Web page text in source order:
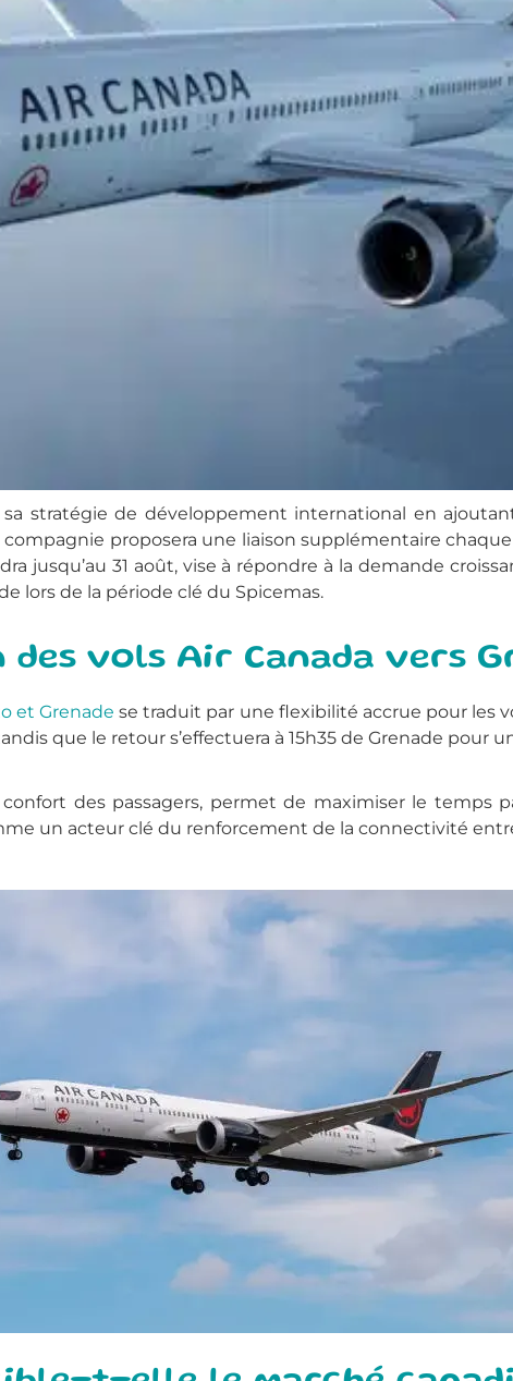
stratégie de développement international en
compagnie proposera une liaison supplémentaire
jusqu’au 31 août, vise à répondre à la demande
lors de la période clé du Spicemas.
vols Air Canada vers
et Grenade se traduit par une flexibilité accrue pour les
que le retour s’effectuera à 15h35 de Grenade pour
des passagers, permet de maximiser le temps
un acteur clé du renforcement de la connectivité